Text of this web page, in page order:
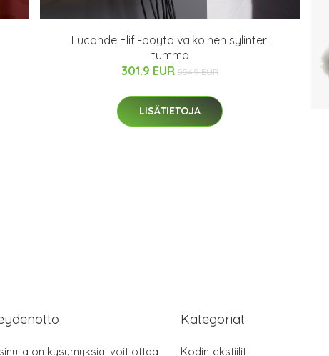
Lucande Elif -pöytä valkoinen sylinteri
tumma
301.9 EUR 554.9 EUR
LISÄTIETOJA
on kysymyksiä, voit ottaa
Kategoriat
Kodintekstiilit